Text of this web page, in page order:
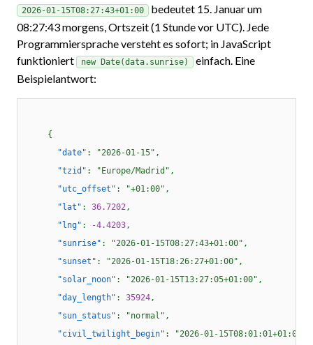
2026-01-15T08:27:43+01:00
bedeutet 15. Januar um
08:27:43 morgens, Ortszeit (1 Stunde vor UTC). Jede
Programmiersprache versteht es sofort; in JavaScript
funktioniert
new Date(data.sunrise)
einfach. Eine
Beispielantwort:
    {
"date" : "2026-01-15" ,
"tzid" : "Europe/Madrid" ,
"utc_offset" : "+01:00" ,
"lat" : 36.7202,
"lng" : -4.4203,
"sunrise" : "2026-01-15T08:27:43+01:00" ,
"sunset" : "2026-01-15T18:26:27+01:00" ,
"solar_noon" : "2026-01-15T13:27:05+01:00" ,
"day_length" : 35924,
"sun_status" : "normal" ,
"civil_twilight_begin" : "2026-01-15T08:01:01+01:00"